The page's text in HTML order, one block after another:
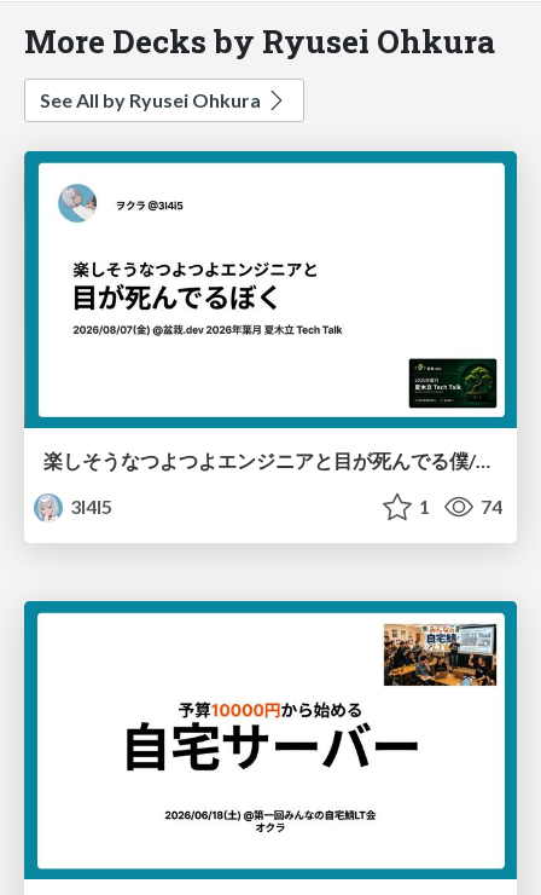
More Decks by Ryusei Ohkura
See All by Ryusei Ohkura
楽しそうなつよつよエンジニアと目が死んでる僕/A brilliant engineer having a blast, and dead-eyed me.
3l4l5
1 74